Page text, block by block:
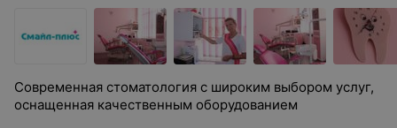
Современная стоматология с широким выбором услуг,
оснащенная качественным оборудованием